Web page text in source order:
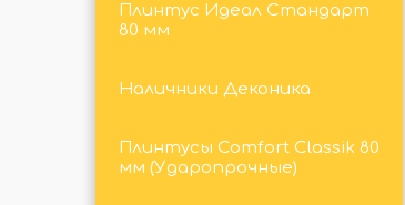
Плинтус Идеал Стандарт
80 мм
Наличники Деконика
Плинтусы Comfort Classik 80
мм (Ударопрочные)